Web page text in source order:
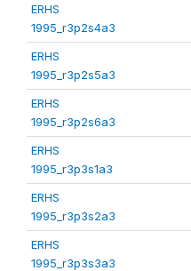
ERHS
1995_r3p2s4a3
ERHS
1995_r3p2s5a3
ERHS
1995_r3p2s6a3
ERHS
1995_r3p3s1a3
ERHS
1995_r3p3s2a3
ERHS
1995_r3p3s3a3